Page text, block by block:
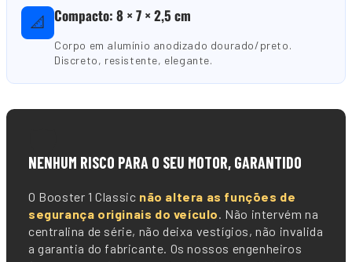
📐 Compacto: 8 × 7 × 2,5 cm
Corpo em alumínio anodizado dourado/preto.
Discreto, resistente, elegante.
NENHUM RISCO PARA O SEU MOTOR, GARANTIDO
O Booster 1 Classic não altera as funções de
segurança originais do veículo. Não intervém na
centralina de série, não deixa vestígios, não invalida
a garantia do fabricante. Os nossos engenheiros